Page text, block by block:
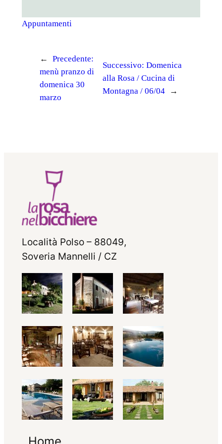
Appuntamenti
←
Precedente:
menù pranzo di
domenica 30
marzo
Successivo: Domenica
alla Rosa / Cucina di
Montagna / 06/04
→
Località Polso – 88049,
Soveria Mannelli / CZ